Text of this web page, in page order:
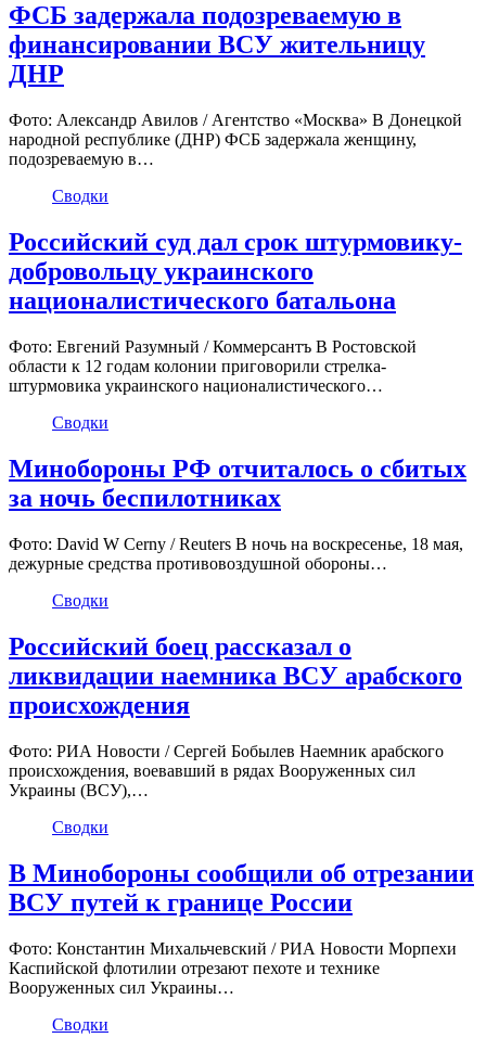
ФСБ задержала подозреваемую в
финансировании ВСУ жительницу
ДНР
Фото: Александр Авилов / Агентство «Москва» В Донецкой
народной республике (ДНР) ФСБ задержала женщину,
подозреваемую в…
Сводки
Российский суд дал срок штурмовику-
добровольцу украинского
националистического батальона
Фото: Евгений Разумный / Коммерсантъ В Ростовской
области к 12 годам колонии приговорили стрелка-
штурмовика украинского националистического…
Сводки
Минобороны РФ отчиталось о сбитых
за ночь беспилотниках
Фото: David W Cerny / Reuters В ночь на воскресенье, 18 мая,
дежурные средства противовоздушной обороны…
Сводки
Российский боец рассказал о
ликвидации наемника ВСУ арабского
происхождения
Фото: РИА Новости / Сергей Бобылев Наемник арабского
происхождения, воевавший в рядах Вооруженных сил
Украины (ВСУ),…
Сводки
В Минобороны сообщили об отрезании
ВСУ путей к границе России
Фото: Константин Михальчевский / РИА Новости Морпехи
Каспийской флотилии отрезают пехоте и технике
Вооруженных сил Украины…
Сводки